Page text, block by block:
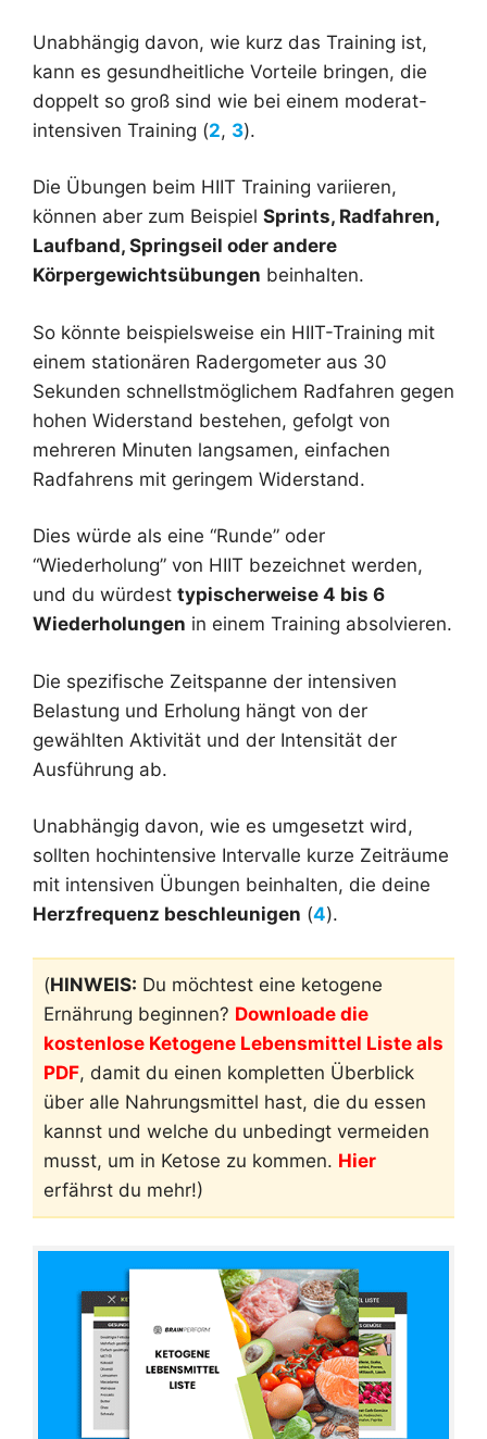
Unabhängig davon, wie kurz das Training ist,
kann es gesundheitliche Vorteile bringen, die
doppelt so groß sind wie bei einem moderat-
intensiven Training (2, 3).
Die Übungen beim HIIT Training variieren,
können aber zum Beispiel Sprints, Radfahren,
Laufband, Springseil oder andere
Körpergewichtsübungen beinhalten.
So könnte beispielsweise ein HIIT-Training mit
einem stationären Radergometer aus 30
Sekunden schnellstmöglichem Radfahren gegen
hohen Widerstand bestehen, gefolgt von
mehreren Minuten langsamen, einfachen
Radfahrens mit geringem Widerstand.
Dies würde als eine “Runde” oder
“Wiederholung” von HIIT bezeichnet werden,
und du würdest typischerweise 4 bis 6
Wiederholungen in einem Training absolvieren.
Die spezifische Zeitspanne der intensiven
Belastung und Erholung hängt von der
gewählten Aktivität und der Intensität der
Ausführung ab.
Unabhängig davon, wie es umgesetzt wird,
sollten hochintensive Intervalle kurze Zeiträume
mit intensiven Übungen beinhalten, die deine
Herzfrequenz beschleunigen (4).
(HINWEIS: Du möchtest eine ketogene
Ernährung beginnen? Downloade die
kostenlose Ketogene Lebensmittel Liste als
PDF, damit du einen kompletten Überblick
über alle Nahrungsmittel hast, die du essen
kannst und welche du unbedingt vermeiden
musst, um in Ketose zu kommen. Hier
erfährst du mehr!)